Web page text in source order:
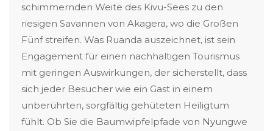
schimmernden Weite des Kivu-Sees zu den
riesigen Savannen von Akagera, wo die Großen
Fünf streifen. Was Ruanda auszeichnet, ist sein
Engagement für einen nachhaltigen Tourismus
mit geringen Auswirkungen, der sicherstellt, dass
sich jeder Besucher wie ein Gast in einem
unberührten, sorgfältig gehüteten Heiligtum
fühlt. Ob Sie die Baumwipfelpfade von Nyungwe